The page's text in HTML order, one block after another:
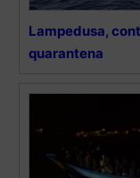
Lampedusa,
quarantena